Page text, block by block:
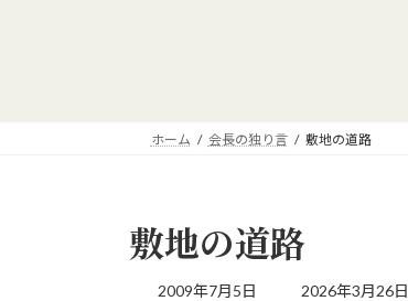
ホーム 会長の独り言 敷地の道路
敷地の道路
2009年7月5日
最
2026年3月26日